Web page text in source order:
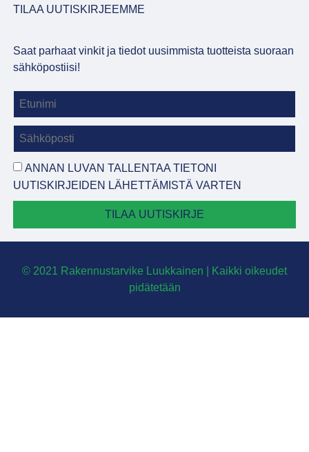
TILAA UUTISKIRJEEMME
Saat parhaat vinkit ja tiedot uusimmista tuotteista suoraan
sähköpostiisi!
ANNAN LUVAN TALLENTAA TIETONI
UUTISKIRJEIDEN LÄHETTÄMISTÄ VARTEN
TILAA UUTISKIRJE
© 2021 Rakennustarvike Luukkainen | Kaikki oikeudet
pidätetään